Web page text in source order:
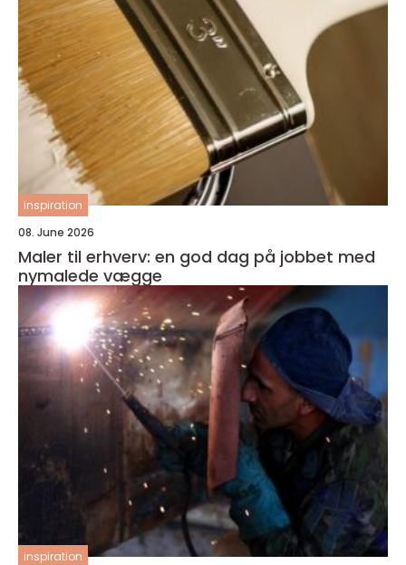
inspiration
08. June 2026
Maler til erhverv: en god dag på jobbet med
nymalede vægge
inspiration